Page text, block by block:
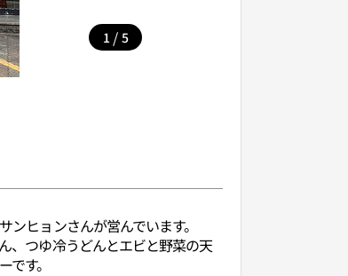
1 / 5
ヒョンさんが営んでいます。
、つゆ冷うどんとエビと野菜の天
す。